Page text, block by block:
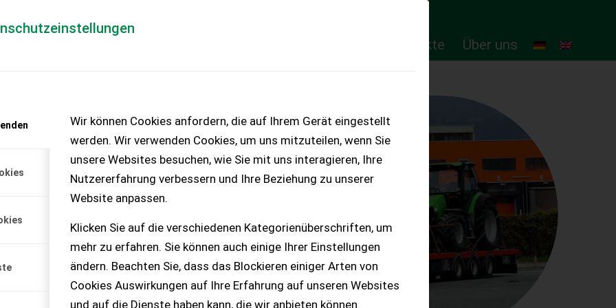
Wir können Cookies anfordern, die auf Ihrem Gerät eingestellt
werden. Wir verwenden Cookies, um uns mitzuteilen, wenn Sie
unsere Websites besuchen, wie Sie mit uns interagieren, Ihre
Nutzererfahrung verbessern und Ihre Beziehung zu unserer
Website anpassen.
Klicken Sie auf die verschiedenen Kategorienüberschriften, um
mehr zu erfahren. Sie können auch einige Ihrer Einstellungen
ändern. Beachten Sie, dass das Blockieren einiger Arten von
Cookies Auswirkungen auf Ihre Erfahrung auf unseren Websites
und auf die Dienste haben kann, die wir anbieten können.
Online-Produkte Über uns
– KEINE
Dual Command
New Holland T5.90 Dual
Verkauf steht ein